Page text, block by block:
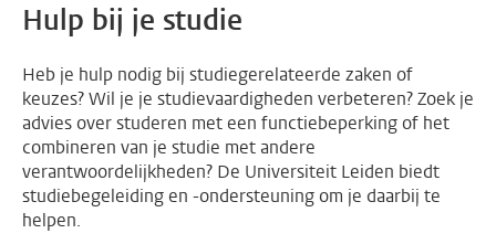
Hulp bij je studie
Heb je hulp nodig bij studiegerelateerde zaken of
keuzes? Wil je je studievaardigheden verbeteren? Zoek je
advies over studeren met een functiebeperking of het
combineren van je studie met andere
verantwoordelijkheden? De Universiteit Leiden biedt
studiebegeleiding en -ondersteuning om je daarbij te
helpen.